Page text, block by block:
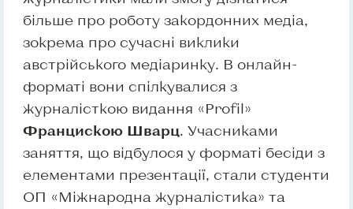
більше про роботу закордонних медіа,
зокрема про сучасні виклики
австрійського медіаринку. В онлайн-
форматі вони спілкувалися з
журналісткою видання «Profil»
Францискою Шварц. Учасниками
заняття, що відбулося у форматі бесіди з
елементами презентації, стали студенти
ОП «Міжнародна журналістика» та